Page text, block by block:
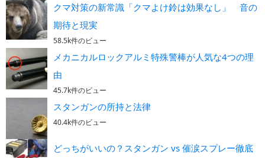
クマ対策の新常識「クマよけ鈴は効果なし」 音の
期待と現実
58.5k件のビュー
メカニカルロックアルミ特殊警棒が人気な4つの理
由
45.7k件のビュー
スタンガンの所持と法律
40.4k件のビュー
どっちがいいの？スタンガン vs 催涙スプレー徹底